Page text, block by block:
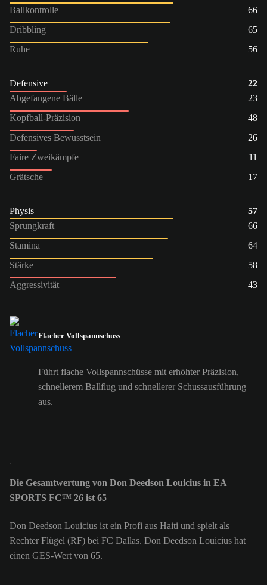
Ballkontrolle
66
Dribbling
65
Ruhe
56
Defensive
22
Abgefangene Bälle
23
Kopfball-Präzision
48
Defensives Bewusstsein
26
Faire Zweikämpfe
11
Grätsche
17
Physis
57
Sprungkraft
66
Stamina
64
Stärke
58
Aggressivität
43
Flacher Vollspannschuss
Führt flache Vollspannschüsse mit erhöhter Präzision,
schnellerem Ballflug und schnellerer Schussausführung
aus.
Die Gesamtwertung von Don Deedson Louicius in EA
SPORTS FC™ 26 ist 65
Don Deedson Louicius ist ein Profi aus Haiti und spielt als
Rechter Flügel (RF) bei FC Dallas. Don Deedson Louicius hat
einen GES-Wert von 65.